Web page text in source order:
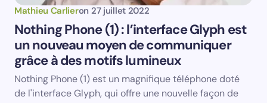
Mathieu Carlieron 27 juillet 2022
Nothing Phone (1) : l’interface Glyph est
un nouveau moyen de communiquer
grâce à des motifs lumineux
Nothing Phone (1) est un magnifique téléphone doté
de l'interface Glyph, qui offre une nouvelle façon de